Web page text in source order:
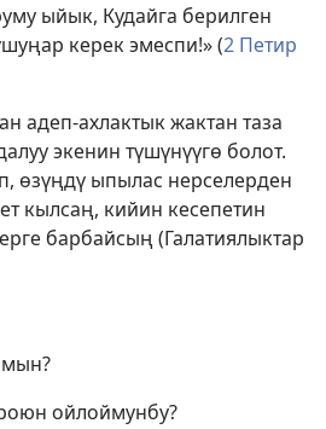
ыйык, Кудайга берилген
керек эмеспи!» (2 Петир
адеп-ахлактык жактан таза
экенин түшүнүүгө болот.
өзүңдү ыпылас нерселерден
кылсаң, кийин кесепетин
барбайсың (Галатиялыктар
ойлоймунбу?